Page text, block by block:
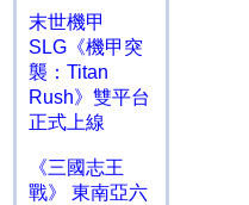
末世機甲
SLG《機甲突
襲：Titan
Rush》雙平台
正式上線
《三國志王
戰》 東南亞六